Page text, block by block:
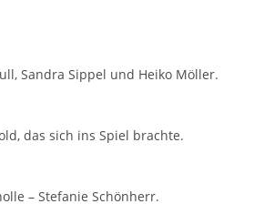
Sandra Sippel und Heiko Möller.
das sich ins Spiel brachte.
– Stefanie Schönherr.